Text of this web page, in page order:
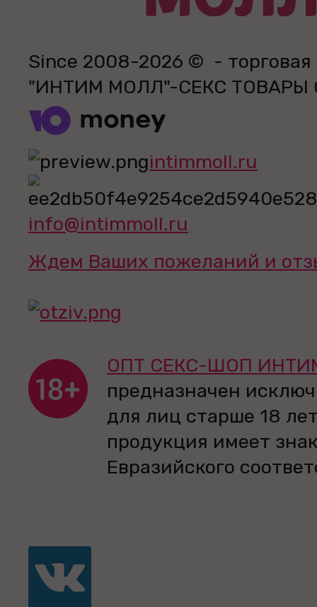
Since 2008-2026 © - торговая
"ИНТИМ МОЛЛ"-СЕКС
intimmoll.ru
info@intimmoll.ru
Ждем Ваших пожеланий и
ОПТ СЕКС-ШОП
предназначен
для лиц старше 18
продукция имеет
Евразийского